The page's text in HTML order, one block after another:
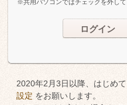
※共用パソコンではチェックを外して
ログイン
2020年2月3日以降、はじめ
設定 をお願いします。